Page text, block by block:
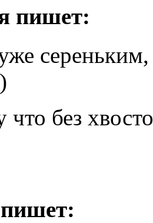
пишет:
что без